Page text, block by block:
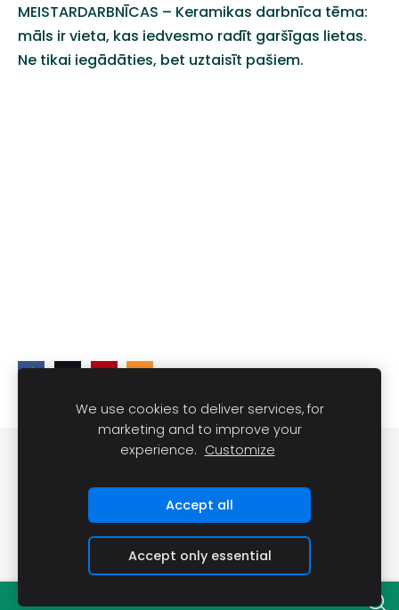
MEISTARDARBNĪCAS – Keramikas darbnīca tēma:
māls ir vieta, kas iedvesmo radīt garšīgas lietas.
Ne tikai iegādāties, bet uztaisīt pašiem.
DARĪT UN REDZĒT Sīkdatnes
We use cookies to deliver services, for
marketing and to improve your
experience. Customize
Accept all
Accept only essential